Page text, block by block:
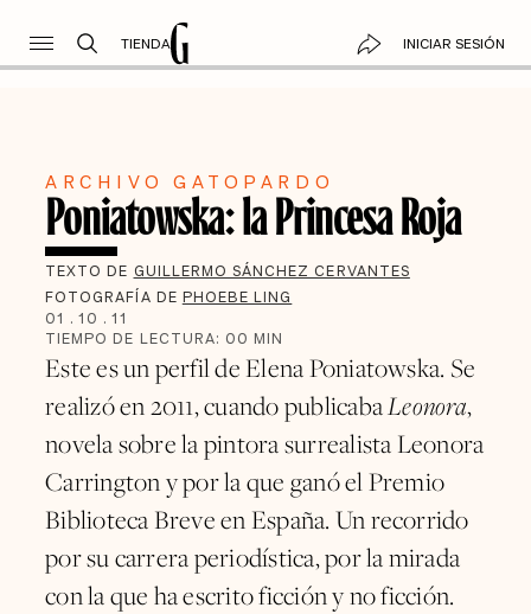
TIENDA INICIAR SESIÓN
ARCHIVO GATOPARDO
Poniatowska: la Princesa Roja
TEXTO DE GUILLERMO SÁNCHEZ CERVANTES
FOTOGRAFÍA DE PHOEBE LING
01 . 10 . 11
TIEMPO DE LECTURA: 00 MIN
Este es un perfil de Elena Poniatowska. Se
realizó en 2011, cuando publicabaLeonora,
novela sobre la pintora surrealista Leonora
Carrington y por la que ganó el Premio
Biblioteca Breve en España. Un recorrido
por su carrera periodística, por la mirada
con la que ha escrito ficción y no ficción.